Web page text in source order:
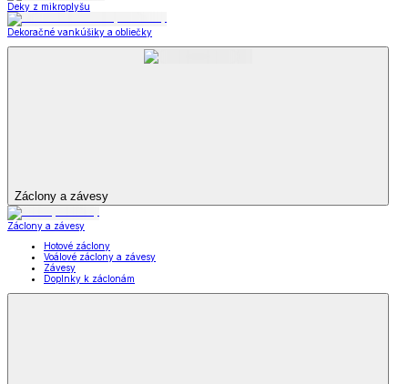
Deky z mikroplyšu
Dekoračné vankúšiky a obliečky
Záclony a závesy
Záclony a závesy
Hotové záclony
Voálové záclony a závesy
Závesy
Doplnky k záclonám